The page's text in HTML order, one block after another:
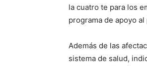
la cuatro te para los
programa de apoyo
Además de las
sistema de salud,